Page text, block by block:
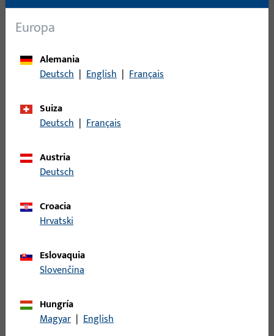
Sistema de aplicación
UNI-JET
Tipo de producto
Descripción del acabado
Peso bruto
Unidad de embalaje
Unidad de pedido mínima
Registro
Inicie sesión con sus datos de cliente para obtener
información de precio o para pedir el artículo
Descripción del producto
Europa
Alemania
Deutsch | English | Français
Suiza
Deutsch | Français
Austria
Deutsch
Croacia
Hrvatski
Eslovaquia
Slovenčina
Hungría
Magyar | English